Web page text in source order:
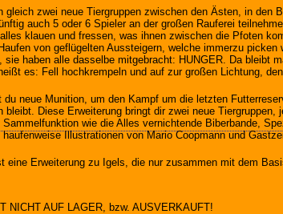
gleich zwei neue Tiergruppen zwischen den Ästen, in den
auch 5 oder 6 Spieler an der großen Rauferei
klauen und fressen, was ihnen zwischen die Pfoten
von geflügelten Aussteigern, welche immerzu picken
sie haben alle dasselbe mitgebracht: HUNGER. Da bleibt
es: Fell hochkrempeln und auf zur großen Lichtung,
du neue Munition, um den Kampf um die letzten
bleibt. Diese Erweiterung bringt dir zwei neue Tiergruppen,
wie die Alles vernichtende Biberbande,
Illustrationen von Mario Coopmann und
eine Erweiterung zu Igels, die nur zusammen mit dem
NICHT AUF LAGER, bzw. AUSVERKAUFT!